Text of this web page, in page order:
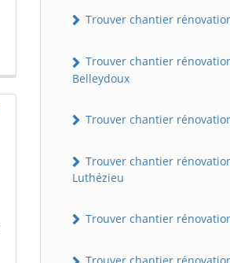
Trouver chantier
Trouver chantier
Belleydoux
Trouver chantier
Trouver chantier
Luthézieu
Trouver chantier